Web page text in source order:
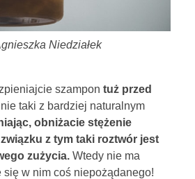
Niedziałek
szampon tuż przed
taki z bardziej naturalnym
obniżacie stężenie
z tym taki roztwór jest
zużycia. Wtedy nie ma
się w nim coś niepożądanego!